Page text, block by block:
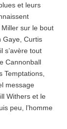
et leurs
sur le bout
Gaye, Curtis
s’avère tout
Cannonball
Temptations,
message
Withers et le
peu, l’homme